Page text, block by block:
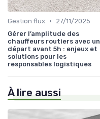
Gestion flux •
27/11/2025
Gérer l’amplitude des
chauffeurs routiers avec un
départ avant 5h : enjeux et
solutions pour les
responsables logistiques
À lire aussi